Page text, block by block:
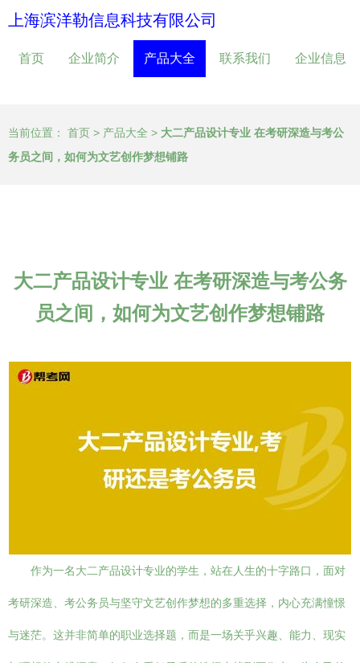
上海滨洋勒信息科技有限公司
首页 企业简介 产品大全 联系我们 企业信息
当前位置： 首页 > 产品大全 > 大二产品设计专业 在考研深造与考公
务员之间，如何为文艺创作梦想铺路
大二产品设计专业 在考研深造与考公务
员之间，如何为文艺创作梦想铺路
作为一名大二产品设计专业的学生，站在人生的十字路口，面对
考研深造、考公务员与坚守文艺创作梦想的多重选择，内心充满憧憬
与迷茫。这并非简单的职业选择题，而是一场关乎兴趣、能力、现实